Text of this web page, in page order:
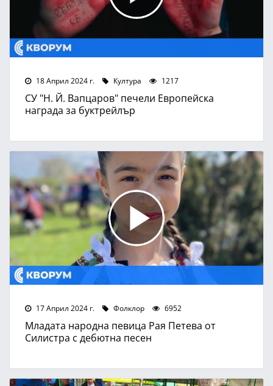
18 Април 2024 г. Култура 1217
СУ "Н. Й. Вапцаров" печели Европейска
награда за буктрейлър
17 Април 2024 г. Фолклор 6952
Младата народна певица Рая Петева от
Силистра с дебютна песен